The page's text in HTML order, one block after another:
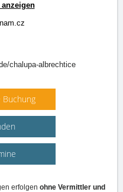
chalupa-albrechtice
Buchung
erfolgen ohne Vermittler und